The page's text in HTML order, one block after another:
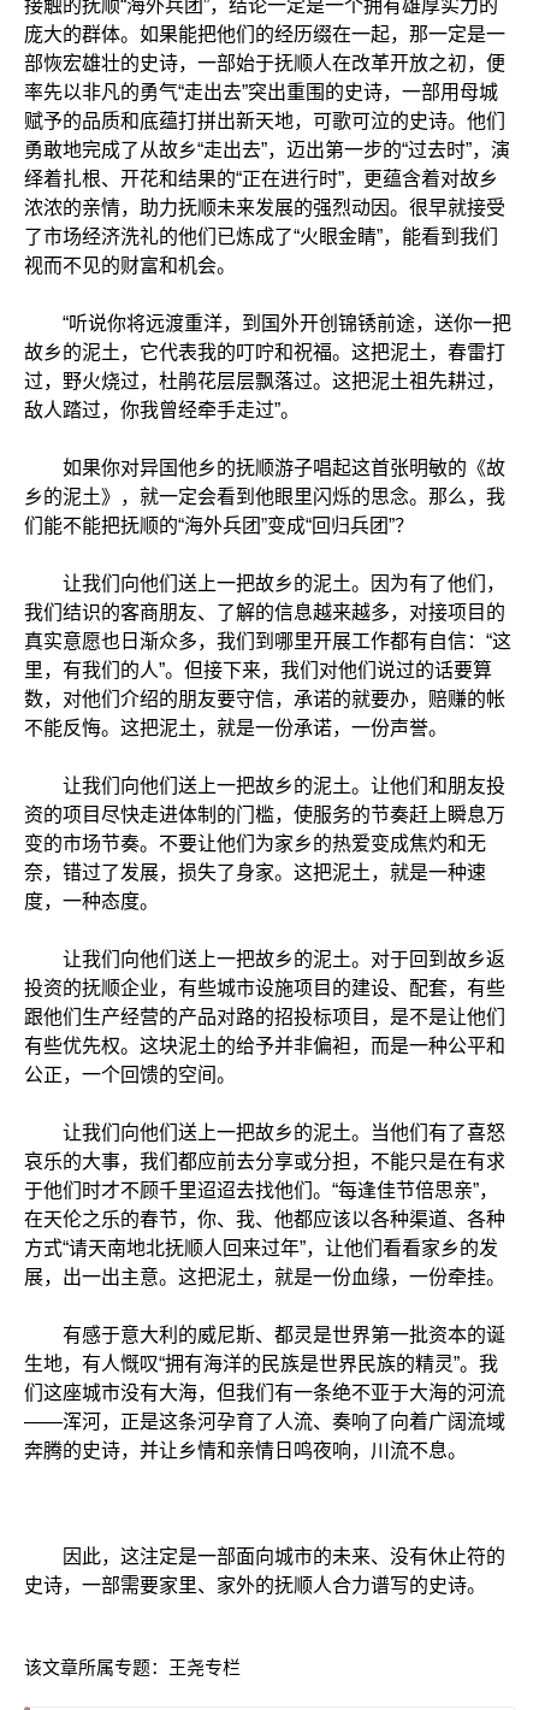
接触的抚顺“海外兵团”，结论一定是一个拥有雄厚实力的
庞大的群体。如果能把他们的经历缀在一起，那一定是一
部恢宏雄壮的史诗，一部始于抚顺人在改革开放之初，便
率先以非凡的勇气“走出去”突出重围的史诗，一部用母城
赋予的品质和底蕴打拼出新天地，可歌可泣的史诗。他们
勇敢地完成了从故乡“走出去”，迈出第一步的“过去时”，演
绎着扎根、开花和结果的“正在进行时”，更蕴含着对故乡
浓浓的亲情，助力抚顺未来发展的强烈动因。很早就接受
了市场经济洗礼的他们已炼成了“火眼金睛”，能看到我们
视而不见的财富和机会。
“听说你将远渡重洋，到国外开创锦锈前途，送你一把
故乡的泥土，它代表我的叮咛和祝福。这把泥土，春雷打
过，野火烧过，杜鹃花层层飘落过。这把泥土祖先耕过，
敌人踏过，你我曾经牵手走过”。
如果你对异国他乡的抚顺游子唱起这首张明敏的《故
乡的泥土》，就一定会看到他眼里闪烁的思念。那么，我
们能不能把抚顺的“海外兵团”变成“回归兵团”？
让我们向他们送上一把故乡的泥土。因为有了他们，
我们结识的客商朋友、了解的信息越来越多，对接项目的
真实意愿也日渐众多，我们到哪里开展工作都有自信：“这
里，有我们的人”。但接下来，我们对他们说过的话要算
数，对他们介绍的朋友要守信，承诺的就要办，赔赚的帐
不能反悔。这把泥土，就是一份承诺，一份声誉。
让我们向他们送上一把故乡的泥土。让他们和朋友投
资的项目尽快走进体制的门槛，使服务的节奏赶上瞬息万
变的市场节奏。不要让他们为家乡的热爱变成焦灼和无
奈，错过了发展，损失了身家。这把泥土，就是一种速
度，一种态度。
让我们向他们送上一把故乡的泥土。对于回到故乡返
投资的抚顺企业，有些城市设施项目的建设、配套，有些
跟他们生产经营的产品对路的招投标项目，是不是让他们
有些优先权。这块泥土的给予并非偏袒，而是一种公平和
公正，一个回馈的空间。
让我们向他们送上一把故乡的泥土。当他们有了喜怒
哀乐的大事，我们都应前去分享或分担，不能只是在有求
于他们时才不顾千里迢迢去找他们。“每逢佳节倍思亲”，
在天伦之乐的春节，你、我、他都应该以各种渠道、各种
方式“请天南地北抚顺人回来过年”，让他们看看家乡的发
展，出一出主意。这把泥土，就是一份血缘，一份牵挂。
有感于意大利的威尼斯、都灵是世界第一批资本的诞
生地，有人慨叹“拥有海洋的民族是世界民族的精灵”。我
们这座城市没有大海，但我们有一条绝不亚于大海的河流
——浑河，正是这条河孕育了人流、奏响了向着广阔流域
奔腾的史诗，并让乡情和亲情日鸣夜响，川流不息。
因此，这注定是一部面向城市的未来、没有休止符的
史诗，一部需要家里、家外的抚顺人合力谱写的史诗。
该文章所属专题： 王尧专栏